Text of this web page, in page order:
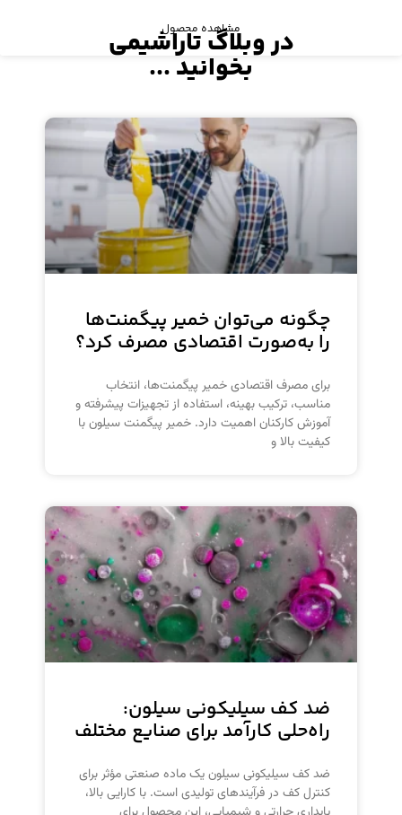
مشاهده محصول
در وبلاگ تاراشیمی
بخوانید ...
چگونه می‌توان خمیر پیگمنت‌ها
را به‌صورت اقتصادی مصرف کرد؟
برای مصرف اقتصادی خمیر پیگمنت‌ها، انتخاب
مناسب، ترکیب بهینه، استفاده از تجهیزات پیشرفته و
آموزش کارکنان اهمیت دارد. خمیر پیگمنت سیلون با
کیفیت بالا و
ضد کف سیلیکونی سیلون:
راه‌حلی کارآمد برای صنایع مختلف
ضد کف سیلیکونی سیلون یک ماده صنعتی مؤثر برای
کنترل کف در فرآیندهای تولیدی است. با کارایی بالا،